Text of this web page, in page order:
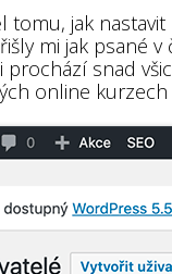
jak
mi jak psané
snad
online